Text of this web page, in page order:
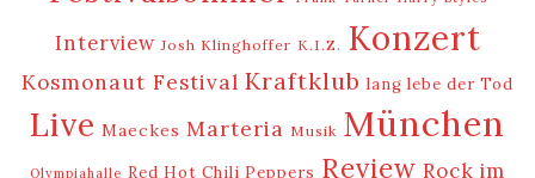
Interview Josh Klinghoffer K.I.Z. Konzert
Kosmonaut Festival Kraftklub lang lebe der Tod
Live Maeckes Marteria Musik München
Olympiahalle Red Hot Chili Peppers Review Rock im